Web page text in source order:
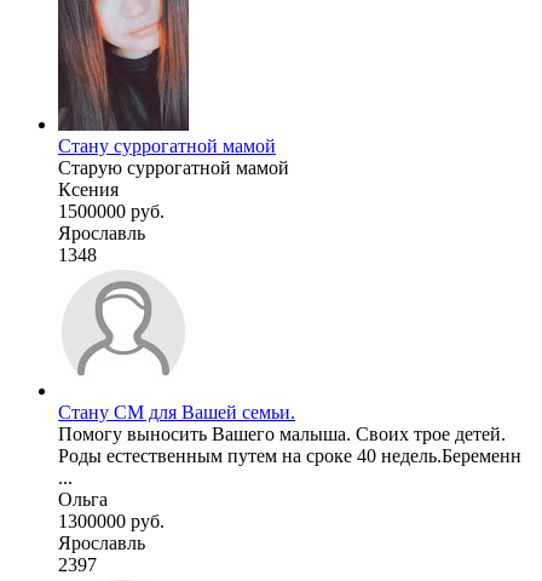
Стану суррогатной мамой
Старую суррогатной мамой
Ксения
1500000 руб.
Ярославль
1348
Стану СМ для Вашей семьи.
Помогу выносить Вашего малыша. Своих трое детей.
Роды естественным путем на сроке 40 недель.Беременн
...
Ольга
1300000 руб.
Ярославль
2397